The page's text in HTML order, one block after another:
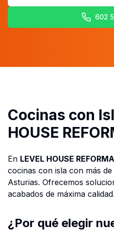
602
Cocinas con
HOUSE
En LEVEL HOUSE
cocinas con isla con más
Asturias. Ofrecemos
acabados de máxima calidad.
¿Por qué elegir